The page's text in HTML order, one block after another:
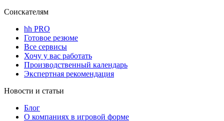
Соискателям
hh PRO
Готовое резюме
Все сервисы
Хочу у вас работать
Производственный календарь
Экспертная рекомендация
Новости и статьи
Блог
О компаниях в игровой форме